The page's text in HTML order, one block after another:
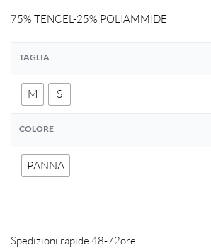
75% TENCEL-25% POLIAMMIDE
TAGLIA
M S
COLORE
PANNA
Spedizioni rapide 48-72ore